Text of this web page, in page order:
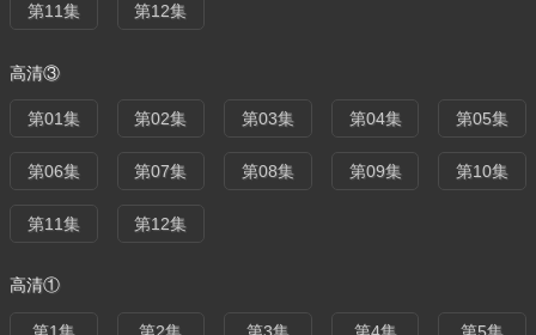
第11集 第12集
高清③
第01集 第02集 第03集 第04集 第05集
第06集 第07集 第08集 第09集 第10集
第11集 第12集
高清①